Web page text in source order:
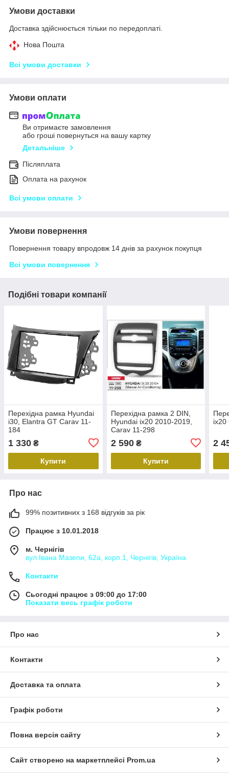
Умови доставки
Доставка здійснюється тільки по передоплаті.
Нова Пошта
Всі умови доставки
Умови оплати
Ви отримаєте замовлення
або гроші повернуться на вашу картку
Детальніше
Післяплата
Оплата на рахунок
Всі умови оплати
Умови повернення
Повернення товару впродовж 14 днів за рахунок покупця
Всі умови повернення
Подібні товари компанії
Перехідна рамка Hyundai
i30, Elantra GT Carav 11-
184
1 330 ₴
Купити
Перехідна рамка 2 DIN,
Hyundai ix20 2010-2019,
Carav 11-298
2 590₴
Купити
ix20
2
Про нас
99% позитивних з 168 відгуків за рік
Працює з 10.01.2018
м. Чернігів
вул.Івана Мазепи, 62а, корп.1, Чернігів, Україна
Контакти
Сьогодні працює з 09:00 до 17:00
Показати весь графік роботи
Про нас
Контакти
Доставка та оплата
Графік роботи
Повна версія сайту
Сайт створено на маркетплейсі Prom.ua